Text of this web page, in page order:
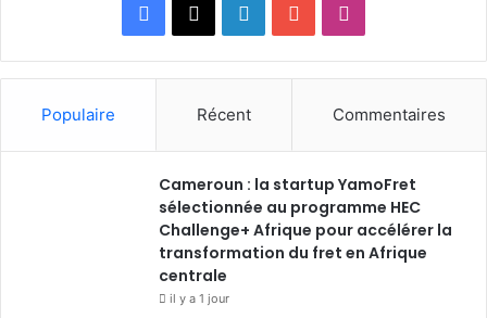
Facebook
X LinkedinYouTube
Populaire Récent Commentaires
Cameroun : la startup YamoFret
sélectionnée au programme HEC
Challenge+ Afrique pour accélérer la
transformation du fret en Afrique
centrale
il y a 1 jour